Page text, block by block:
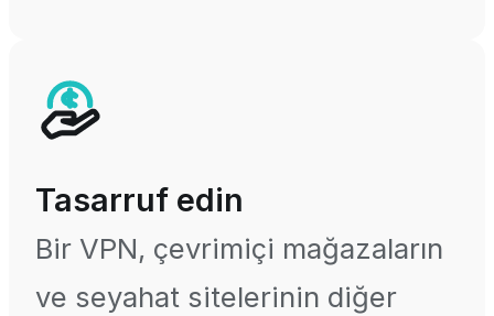
Tasarruf edin
Bir VPN, çevrimiçi mağazaların
ve seyahat sitelerinin diğer